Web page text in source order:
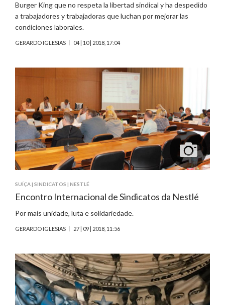
Burger King que no respeta la libertad sindical y ha despedido
a trabajadores y trabajadoras que luchan por mejorar las
condiciones laborales.
GERARDO IGLESIAS 04 | 10 | 2018, 17:04
SUÍÇA| SINDICATOS | NESTLÉ
Encontro Internacional de Sindicatos da Nestlé
Por mais unidade, luta e solidariedade.
GERARDO IGLESIAS 27 | 09 | 2018, 11:56